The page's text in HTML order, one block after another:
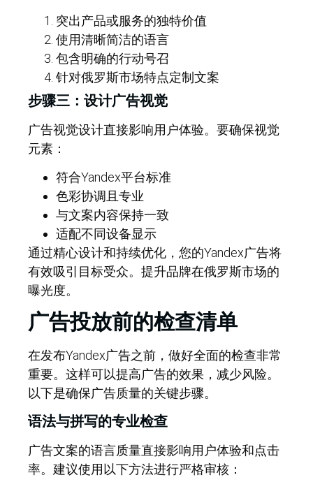
突出产品或服务的独特价值
使用清晰简洁的语言
包含明确的行动号召
针对俄罗斯市场特点定制文案
步骤三：设计广告视觉
广告视觉设计直接影响用户体验。要确保视觉
元素：
符合Yandex平台标准
色彩协调且专业
与文案内容保持一致
适配不同设备显示
通过精心设计和持续优化，您的Yandex广告将
有效吸引目标受众。提升品牌在俄罗斯市场的
曝光度。
广告投放前的检查清单
在发布Yandex广告之前，做好全面的检查非常
重要。这样可以提高广告的效果，减少风险。
以下是确保广告质量的关键步骤。
语法与拼写的专业检查
广告文案的语言质量直接影响用户体验和点击
率。建议使用以下方法进行严格审核：